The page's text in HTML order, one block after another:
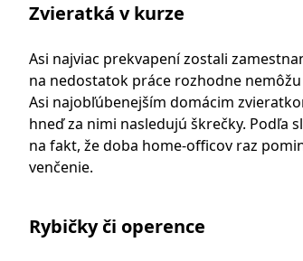
Zvieratká v kurze
Asi najviac prekvapení zostali
na nedostatok práce rozhodne
Asi najobľúbenejším domácim
hneď za nimi nasledujú škrečky. Podľa
na fakt, že doba home-officov raz
venčenie.
Rybičky či operence